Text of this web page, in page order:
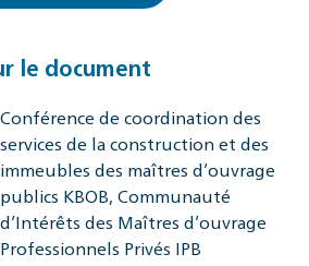
le document
Conférence de coordination des
services de la construction et des
immeubles des maîtres d’ouvrage
publics KBOB, Communauté
d’Intérêts des Maîtres d’ouvrage
Professionnels Privés IPB